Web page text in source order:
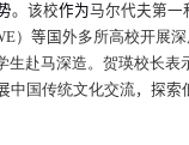
。 该校作为马尔代夫第一
） 等国外多所高校开展深
生赴马深造。贺瑛校长表
中国传统文化交流， 探索